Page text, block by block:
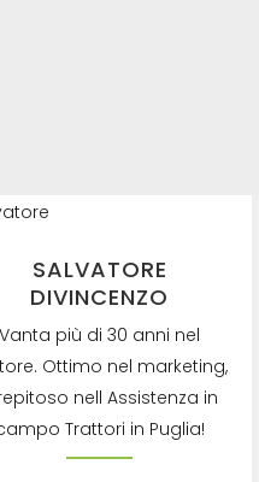
Tel: +39337839334
SALVATORE
DIVINCENZO
Vanta più di 30 anni nel
Ottimo nel marketing,
nell Assistenza in
Trattori in Puglia!